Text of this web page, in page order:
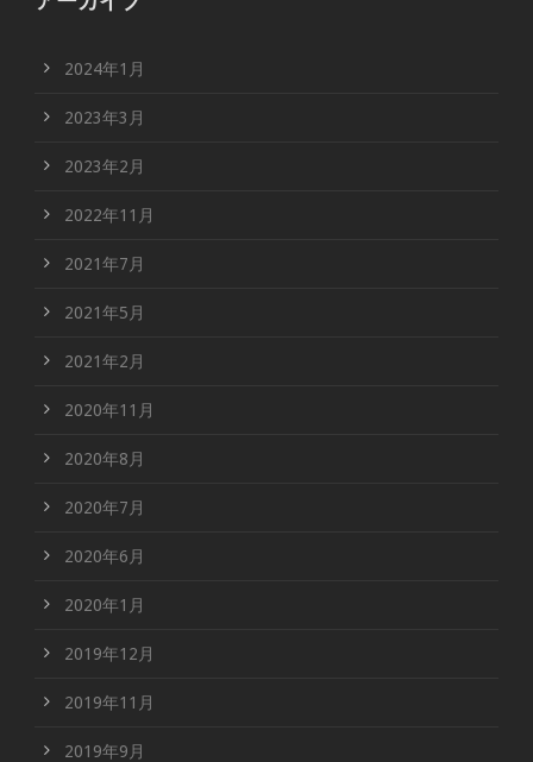
2024年1月
2023年3月
2023年2月
2022年11月
2021年7月
2021年5月
2021年2月
2020年11月
2020年8月
2020年7月
2020年6月
2020年1月
2019年12月
2019年11月
2019年9月